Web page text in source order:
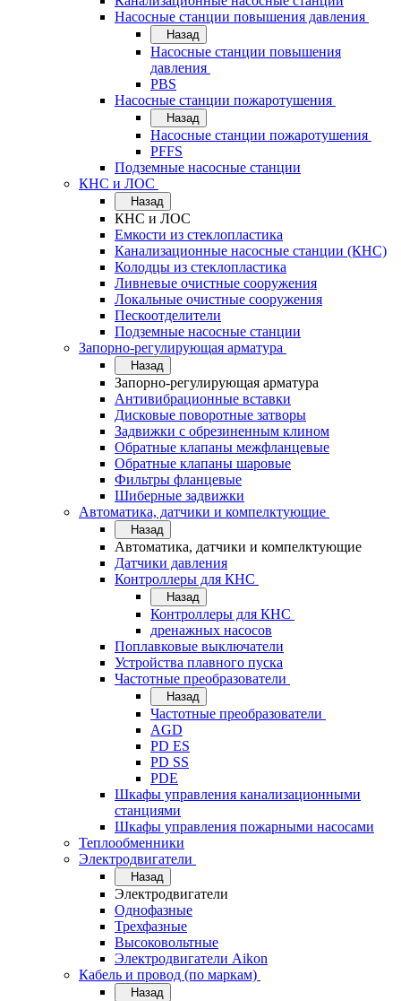
Насосные станции повышения давления
Назад
Насосные станции повышения
давления
PBS
Насосные станции пожаротушения
Назад
Насосные станции пожаротушения
PFFS
Подземные насосные станции
КНС и ЛОС
Назад
КНС и ЛОС
Емкости из стеклопластика
Канализационные насосные станции (КНС)
Колодцы из стеклопластика
Ливневые очистные сооружения
Локальные очистные сооружения
Пескоотделители
Подземные насосные станции
Запорно-регулирующая арматура
Назад
Запорно-регулирующая арматура
Антивибрационные вставки
Дисковые поворотные затворы
Задвижки с обрезиненным клином
Обратные клапаны межфланцевые
Обратные клапаны шаровые
Фильтры фланцевые
Шиберные задвижки
Автоматика, датчики и компелктующие
Назад
Автоматика, датчики и компелктующие
Датчики давления
Контроллеры для КНС
Назад
Контроллеры для КНС
дренажных насосов
Поплавковые выключатели
Устройства плавного пуска
Частотные преобразователи
Назад
Частотные преобразователи
AGD
PD ES
PD SS
PDE
Шкафы управления канализационными
станциями
Шкафы управления пожарными насосами
Теплообменники
Электродвигатели
Назад
Электродвигатели
Однофазные
Трехфазные
Высоковольтные
Электродвигатели Aikon
Кабель и провод (по маркам)
Назад